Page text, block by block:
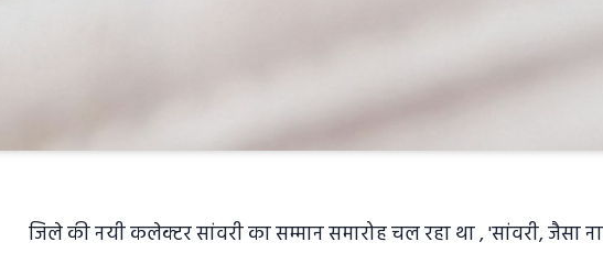
जिले की नयी कलेक्टर सांवरी का सम्मान समारोह चल रहा था , 'सांवरी, जैसा